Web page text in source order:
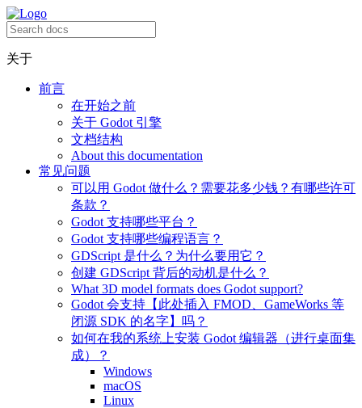
关于
前言
在开始之前
关于 Godot 引擎
文档结构
About this documentation
常见问题
可以用 Godot 做什么？需要花多少钱？有哪些许可
条款？
Godot 支持哪些平台？
Godot 支持哪些编程语言？
GDScript 是什么？为什么要用它？
创建 GDScript 背后的动机是什么？
What 3D model formats does Godot support?
Godot 会支持【此处插入 FMOD、GameWorks 等
闭源 SDK 的名字】吗？
如何在我的系统上安装 Godot 编辑器（进行桌面集
成）？
Windows
macOS
Linux